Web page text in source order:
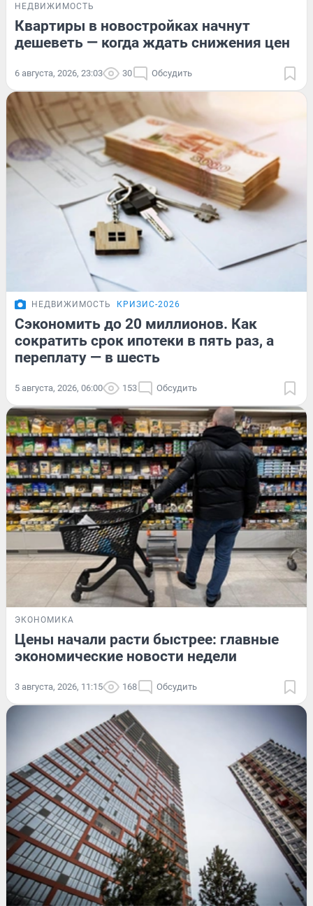
НЕДВИЖИМОСТЬ
Квартиры в новостройках начнут
дешеветь — когда ждать снижения цен
6 августа, 2026, 23:03 30 Обсудить
НЕДВИЖИМОСТЬ КРИЗИС-2026
Сэкономить до 20 миллионов. Как
сократить срок ипотеки в пять раз, а
переплату — в шесть
5 августа, 2026, 06:00 153 Обсудить
ЭКОНОМИКА
Цены начали расти быстрее: главные
экономические новости недели
3 августа, 2026, 11:15 168 Обсудить